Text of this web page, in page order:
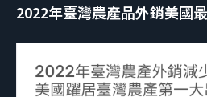
2022年臺灣農產品外銷美國